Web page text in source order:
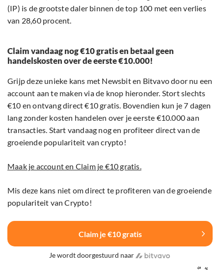
(IP) is de grootste daler binnen de top 100 met een verlies
van 28,60 procent.
Claim vandaag nog €10 gratis en betaal geen
handelskosten over de eerste €10.000!
Grijp deze unieke kans met Newsbit en Bitvavo door nu een
account aan te maken via de knop hieronder. Stort slechts
€10 en ontvang direct €10 gratis. Bovendien kun je 7 dagen
lang zonder kosten handelen over je eerste €10.000 aan
transacties. Start vandaag nog en profiteer direct van de
groeiende populariteit van crypto!
Maak je account en Claim je €10 gratis.
Mis deze kans niet om direct te profiteren van de groeiende
populariteit van Crypto!
Claim je €10 gratis
Je wordt doorgestuurd naar